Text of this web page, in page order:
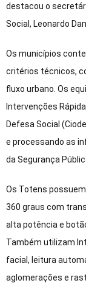
destacou o
Social, Leonardo
Os municípios
critérios técnicos,
fluxo urbano. Os
Intervenções
Defesa Social
e processando as
da Segurança
Os Totens
360 graus com
alta potência e
Também utilizam
facial, leitura
aglomerações e